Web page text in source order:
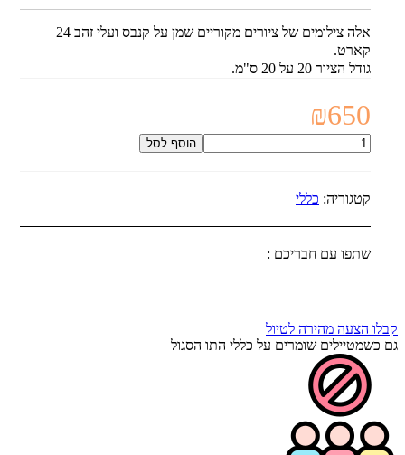
אלה צילומים של ציורים מקוריים שמן על קנבס ועלי זהב 24
קארט.
גודל הציור 20 על 20 ס"מ.
₪650
כמות
קלכמן
80A
הוסף לסל
קטגוריה:כללי
שתפו עם חבריכם :
קבלו הצעה מהירה לטיול
גם כשמטיילים שומרים על כללי התו הסגול